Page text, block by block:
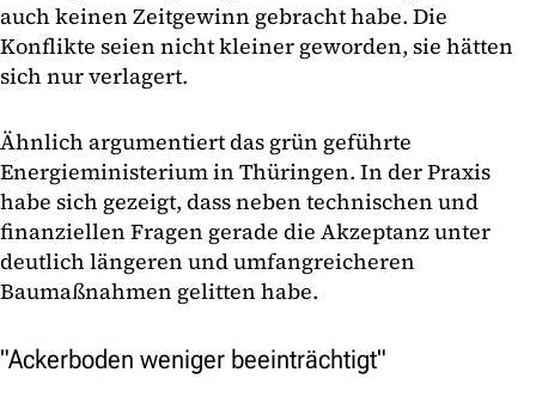
auch keinen Zeitgewinn gebracht habe. Die
Konflikte seien nicht kleiner geworden, sie hätten
sich nur verlagert.
Ähnlich argumentiert das grün geführte
Energieministerium in Thüringen. In der Praxis
habe sich gezeigt, dass neben technischen und
finanziellen Fragen gerade die Akzeptanz unter
deutlich längeren und umfangreicheren
Baumaßnahmen gelitten habe.
"Ackerboden weniger beeinträchtigt"